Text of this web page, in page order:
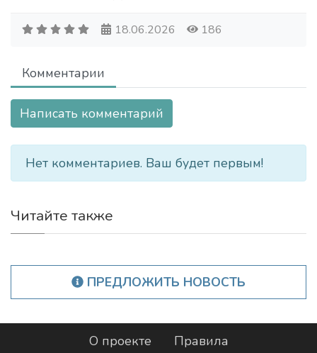
18.06.2026 186
Комментарии
Написать комментарий
Нет комментариев. Ваш будет первым!
Читайте также
ПРЕДЛОЖИТЬ НОВОСТЬ
О проекте
Правила